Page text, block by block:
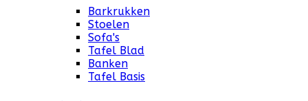
Barkrukken
Stoelen
Sofa's
Tafel Blad
Banken
Tafel Basis